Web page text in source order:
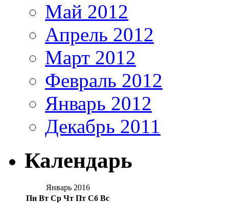
Май 2012
Апрель 2012
Март 2012
Февраль 2012
Январь 2012
Декабрь 2011
Календарь
Январь 2016
Пн Вт Ср Чт Пт Сб Вс